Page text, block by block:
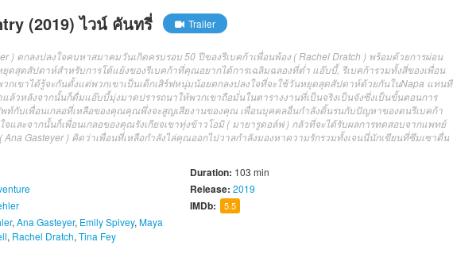
(2019) ไวน์ คันทรี่ Trailer
) ตกลงปลงใจคบหาสมาคมวันเกิดครบรอบ 50 ปีของรีเบคก้าเพื่อนพ้อง ( Rachel Dratch ) พร้อมด้วยการผ่อน
ดสุดสัปดาห์สำหรับการโต้แย้งของรีเบคก้าที่คุณอยากได้การเฉลิมฉลองที่ต่ำ แอ๊บบี้, รีเบคก้ารวมทั้งสี่ของเพื่อน
วกเขาได้รู้จะกันตั้งแต่พวกเขาเป็นเด็กเสิร์ฟหนุ่มน้อยตกลงปลงใจที่จะใช้วันหยุดสุดสัปดาห์ด้วยกันในNapa แทนที่
แล้วหลังจากนั้นก็ดื่มแอ๊บบี้มุ่งมาดปรารถนาให้พวกเขาถือมั่นในตารางงานที่เป็นจริงเป็นจังซึ่งเป็นขั้นตอนการ
กับเพื่อนเกลอที่เหลือของคุณคุณพึ่งจะสูญเสียงานของคุณ เพื่อนบุคคลอื่นกำลังดิ้นรนกับปัญหาของตนรีเบคก้า
จและจากนั้นก็เพื่อนเกลอของคุณรังเกียจเขาทุ่งข้าวโอมิ ( มายารูดอล์ฟ ) กลัวที่จะได้รับผลการทดสอบจากแพทย์
Gasteyer ) คิดว่าเพื่อนที่เหลือกำลังไล่คุณออกไปวาลกำลังมองหาความรักรวมทั้งเจนนี่นักเขียนที่ซึมเซาตื่น
, Ana Gasteyer, Emily Spivey, Maya
, Rachel Dratch, Tina Fey
Duration: 103 min
Release:2019
IMDb: 5.5